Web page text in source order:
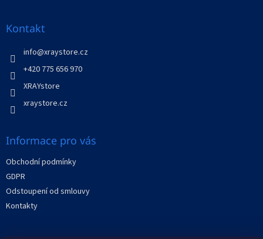
Kontakt
info@xraystore.cz
+420 775 656 970
XRAYstore
xraystore.cz
Informace pro vás
Obchodní podmínky
GDPR
Odstoupení od smlouvy
Kontakty